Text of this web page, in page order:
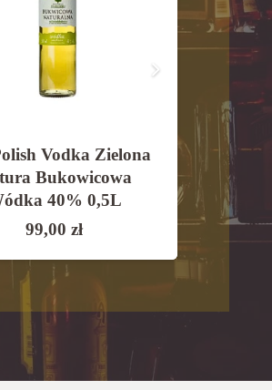
Vodka Zielona
Bukowicowa
40% 0,5L
99,00zł
J.